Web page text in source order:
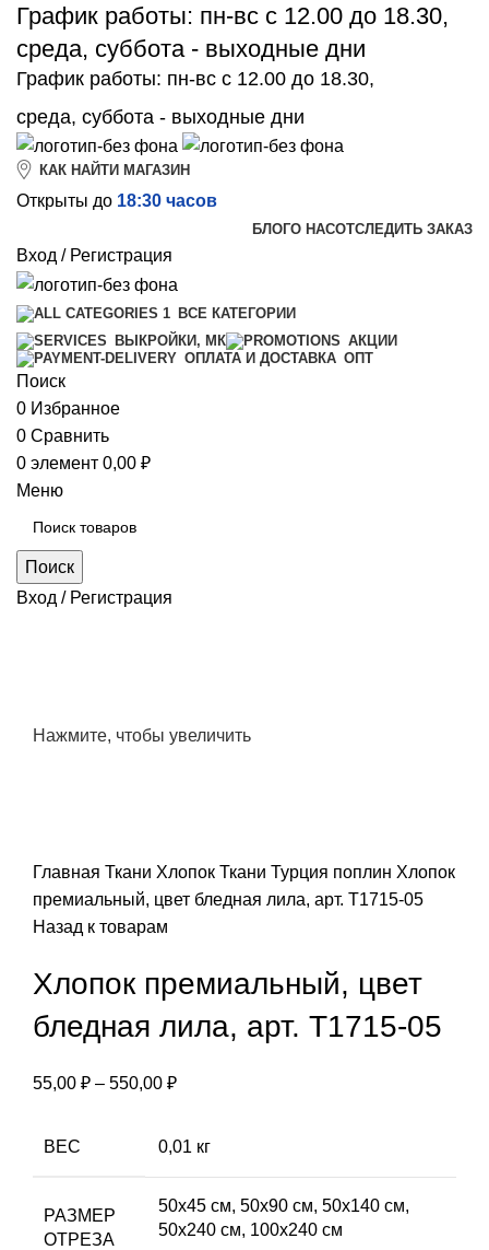
График работы: пн-вс с 12.00 до 18.30,
среда, суббота - выходные дни
График работы: пн-вс с 12.00 до 18.30,
среда, суббота - выходные дни
КАК НАЙТИ МАГАЗИН
Открыты до 18:30 часов
БЛОГО НАСОТСЛЕДИТЬ ЗАКАЗ
Вход / Регистрация
ВСЕ КАТЕГОРИИ
ВЫКРОЙКИ, МК
АКЦИИ
ОПЛАТА И ДОСТАВКА ОПТ
Поиск
0 Избранное
0 Сравнить
0 элемент 0,00 ₽
Меню
Поиск
Вход / Регистрация
Нажмите, чтобы увеличить
Главная Ткани Хлопок Ткани Турция поплин Хлопок
премиальный, цвет бледная лила, арт. Т1715-05
Назад к товарам
Хлопок премиальный, цвет
бледная лила, арт. Т1715-05
55,00 ₽ – 550,00 ₽Диапазон
55,00 ₽
ВЕС 0,01 кг
РАЗМЕР
ОТРЕЗА
50х45 см, 50х90 см, 50х140 см,
50х240 см, 100х240 см